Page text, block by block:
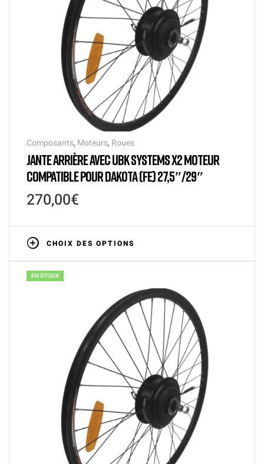
Composants, Moteurs, Roues
JANTE ARRIÈRE AVEC UBK SYSTEMS X2 MOTEUR
COMPATIBLE POUR DAKOTA (FE) 27,5″/29″
270,00€
CHOIX DES OPTIONS
EN STOCK